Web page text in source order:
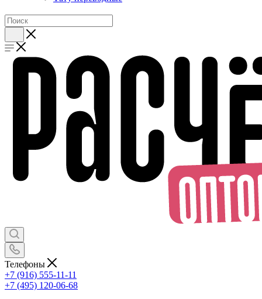
Телефоны
+7 (916) 555-11-11
+7 (495) 120-06-68